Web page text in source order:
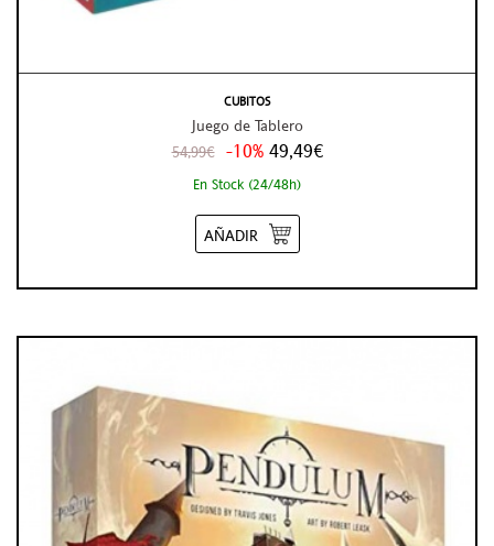
CUBITOS
Juego de Tablero
54,99€ -10% 49,49€
En Stock (24/48h)
AÑADIR